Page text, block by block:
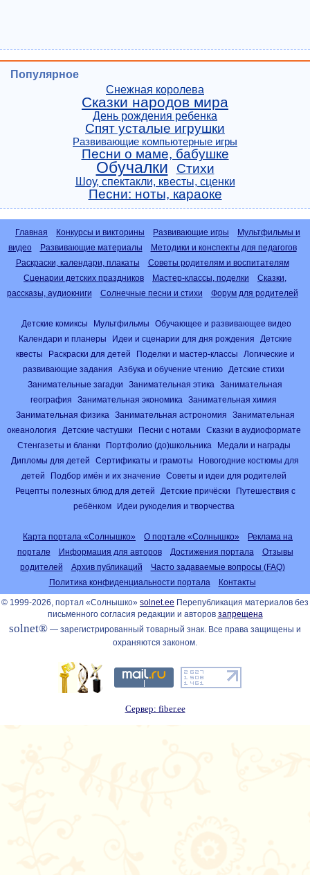
Популярное
Снежная королева
Сказки народов мира
День рождения ребенка
Спят усталые игрушки
Развивающие компьютерные игры
Песни о маме, бабушке
Обучалки Стихи
Шоу, спектакли, квесты, сценки
Песни: ноты, караоке
Главная Конкурсы и викторины Развивающие игры
Мультфильмы и
видео
Развивающие материалы
Методики и конспекты для педагогов
Раскраски, календари, плакаты
Советы родителям и воспитателям
Сценарии детских праздников
Мастер-классы, поделки
Сказки,
рассказы, аудиокниги
Солнечные песни и стихи Форум для родителей
Детские комиксы Мультфильмы
Обучающее и развивающее видео
Календари и планеры
Идеи и сценарии для дня рождения
Детские
квесты
Раскраски для детей Поделки и мастер-классы
Логические и
развивающие задания
Азбука и обучение чтению
Детские стихи
Занимательные загадки
Занимательная этика
Занимательная
география
Занимательная экономика
Занимательная химия
Занимательная физика
Занимательная астрономия
Занимательная
океанология
Детские частушки Песни с нотами
Сказки в аудиоформате
Стенгазеты и бланки
Портфолио (до)школьника
Медали и награды
Дипломы для детей
Сертификаты и грамоты
Новогодние костюмы для
детей
Подбор имён и их значение
Советы и идеи для родителей
Рецепты полезных блюд для детей
Детские причёски
Путешествия с
ребёнком
Идеи рукоделия и творчества
Карта портала «Солнышко» О портале «Солнышко»
Реклама на
портале
Информация для авторов Достижения портала
Отзывы
родителей
Архив публикаций
Часто задаваемые вопросы (FAQ)
Политика конфиденциальности портала
Контакты
© 1999-2026, портал «Солнышко» solnet.ee Перепубликация материалов без
письменного согласия редакции и авторов запрещена
solnet® — зарегистрированный товарный знак. Все права защищены и
охраняются законом.
Сервер: fiber.ee